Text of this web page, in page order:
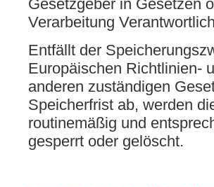
Gesetzgeber in Gesetzen
Verarbeitung
Entfällt der
Europäischen Richtlinien-
anderen zuständigen
Speicherfrist ab, werden
routinemäßig und
gesperrt oder gelöscht.